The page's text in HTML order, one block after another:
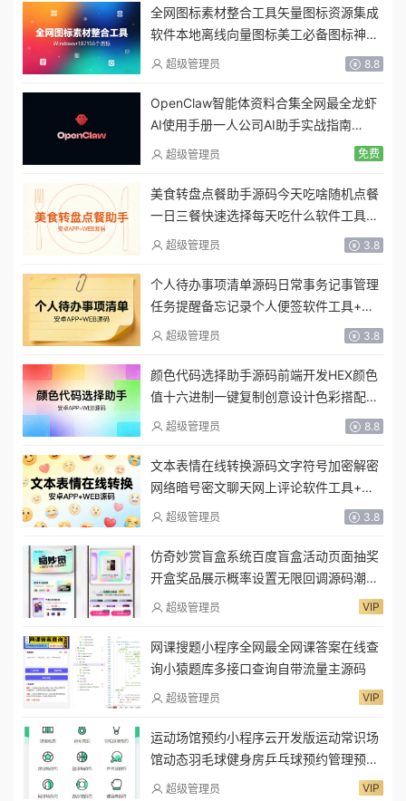
全网图标素材整合工具矢量图标资源集成
软件本地离线向量图标美工必备图标神器
即拖即用
超级管理员 8.8
OpenClaw智能体资料合集全网最全龙虾
AI使用手册一人公司AI助手实战指南
Agent本地部署保姆级教程
超级管理员 免费
美食转盘点餐助手源码今天吃啥随机点餐
一日三餐快速选择每天吃什么软件工具
+安卓APP
超级管理员 3.8
个人待办事项清单源码日常事务记事管理
任务提醒备忘记录个人便签软件工具+安
卓APP
超级管理员 3.8
颜色代码选择助手源码前端开发HEX颜色
值十六进制一键复制创意设计色彩搭配软
件工具+安卓APP
超级管理员 8.8
文本表情在线转换源码文字符号加密解密
网络暗号密文聊天网上评论软件工具+安
卓APP
超级管理员 3.8
仿奇妙赏盲盒系统百度盲盒活动页面抽奖
开盒奖品展示概率设置无限回调源码潮玩
V6
超级管理员 VIP
网课搜题小程序全网最全网课答案在线查
询小猿题库多接口查询自带流量主源码
超级管理员 VIP
运动场馆预约小程序云开发版运动常识场
馆动态羽毛球健身房乒乓球预约管理预约
凭证源码
超级管理员 VIP